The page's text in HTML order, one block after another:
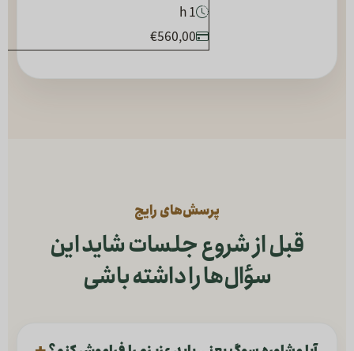
1 h
€560,00
پرسش‌های رایج
قبل از شروع جلسات شاید این
سؤال‌ها را داشته باشی